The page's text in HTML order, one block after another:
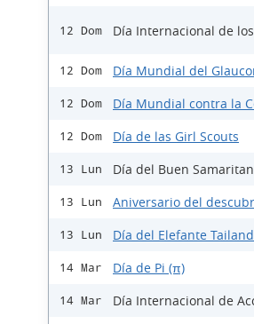
12 Dom Día Internacional de
12 Dom Día Mundial del
12 Dom Día Mundial contra la
12 Dom Día de las Girl Scouts
13 Lun Día del Buen
13 Lun Aniversario del
13 Lun Día del Elefante
14 Mar Día de Pi (π)
14 Mar Día Internacional de